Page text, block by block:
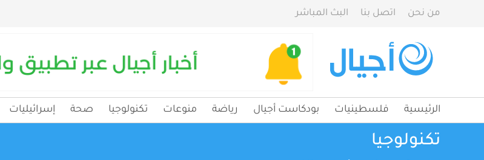
من نحن اتصل بنا البث المباشر
الرئيسية فلسطينيات بودكاست أجيال رياضة منوعات تكنولوجيا صحة إسرائيليات
تكنولوجيا